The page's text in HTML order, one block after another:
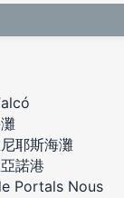
耶斯海灘
諾港
Portals Nous